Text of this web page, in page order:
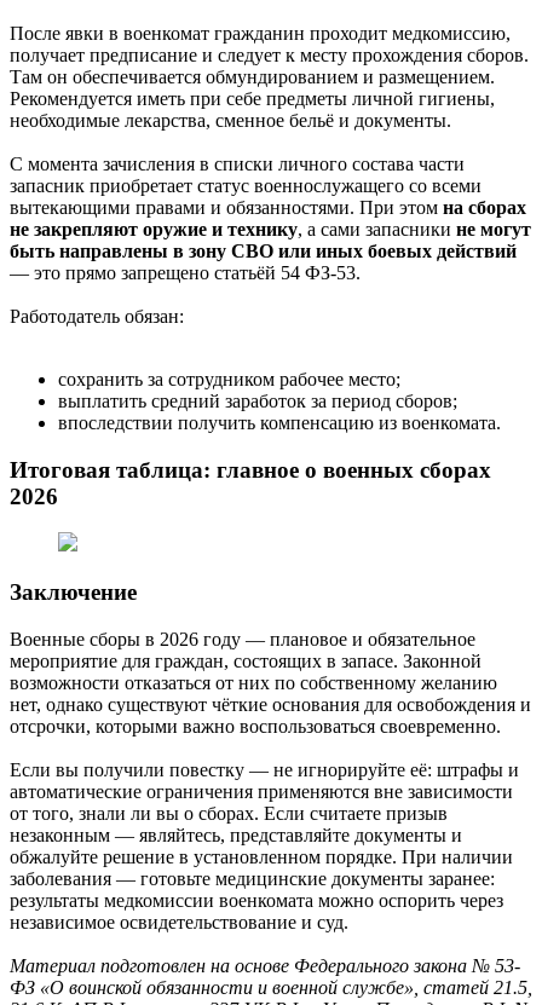
После явки в военкомат гражданин проходит медкомиссию,
получает предписание и следует к месту прохождения сборов.
Там он обеспечивается обмундированием и размещением.
Рекомендуется иметь при себе предметы личной гигиены,
необходимые лекарства, сменное бельё и документы.
С момента зачисления в списки личного состава части
запасник приобретает статус военнослужащего со всеми
вытекающими правами и обязанностями. При этом на сборах
не закрепляют оружие и технику, а сами запасники не могут
быть направлены в зону СВО или иных боевых действий
— это прямо запрещено статьёй 54 ФЗ-53.
Работодатель обязан:
сохранить за сотрудником рабочее место;
выплатить средний заработок за период сборов;
впоследствии получить компенсацию из военкомата.
Итоговая таблица: главное о военных сборах
2026
Заключение
Военные сборы в 2026 году — плановое и обязательное
мероприятие для граждан, состоящих в запасе. Законной
возможности отказаться от них по собственному желанию
нет, однако существуют чёткие основания для освобождения и
отсрочки, которыми важно воспользоваться своевременно.
Если вы получили повестку — не игнорируйте её: штрафы и
автоматические ограничения применяются вне зависимости
от того, знали ли вы о сборах. Если считаете призыв
незаконным — являйтесь, представляйте документы и
обжалуйте решение в установленном порядке. При наличии
заболевания — готовьте медицинские документы заранее:
результаты медкомиссии военкомата можно оспорить через
независимое освидетельствование и суд.
Материал подготовлен на основе Федерального закона № 53-
ФЗ «О воинской обязанности и военной службе», статей 21.5,